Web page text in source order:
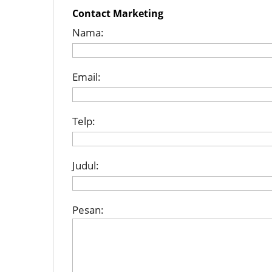
Contact Marketing
Nama:
Email:
Telp:
Judul:
Pesan: